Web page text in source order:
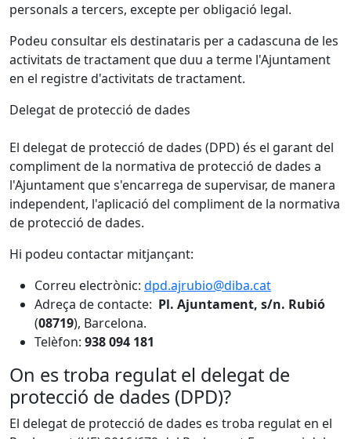
personals a tercers, excepte per obligació legal.
Podeu consultar els destinataris per a cadascuna de les
activitats de tractament que duu a terme l'Ajuntament
en el registre d'activitats de tractament.
Delegat de protecció de dades
El delegat de protecció de dades (DPD) és el garant del
compliment de la normativa de protecció de dades a
l'Ajuntament que s'encarrega de supervisar, de manera
independent, l'aplicació del compliment de la normativa
de protecció de dades.
Hi podeu contactar mitjançant:
Correu electrònic: dpd.ajrubio@diba.cat
Adreça de contacte: Pl. Ajuntament, s/n. Rubió
(08719), Barcelona.
Telèfon: 938 094 181
On es troba regulat el delegat de
protecció de dades (DPD)?
El delegat de protecció de dades es troba regulat en el